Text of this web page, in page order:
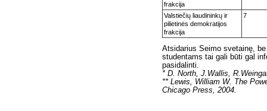
frakcija
Valstiečių liaudininkų ir
pilietinės demokratijos
frakcija
7
Atsidarius Seimo svetainę,
studentams tai gali būti gal
pasidalinti.
* D. North, J.Wallis,
** Lewis, William W. The
Chicago Press, 2004.